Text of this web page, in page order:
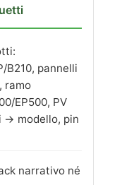
B210, pannelli
ramo
EP500, PV
→ modello, pin
narrativo né